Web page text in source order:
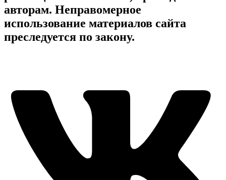
авторам. Неправомерное
использование материалов сайта
преследуется по закону.